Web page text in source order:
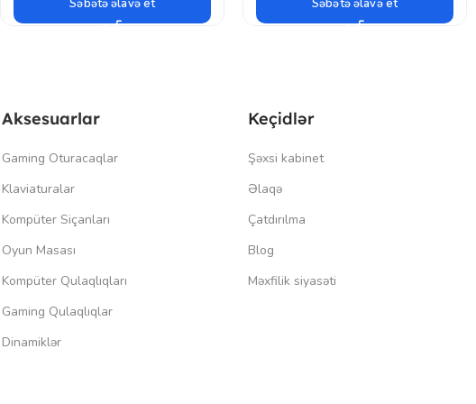
Səbətə əlavə et Səbətə əlavə et
Aksesuarlar
Gaming Oturacaqlar
Klaviaturalar
Kompüter Siçanları
Oyun Masası
Kompüter Qulaqlıqları
Gaming Qulaqlıqlar
Dinamiklər
Keçidlər
Şəxsi kabinet
Əlaqə
Çatdırılma
Blog
Məxfilik siyasəti